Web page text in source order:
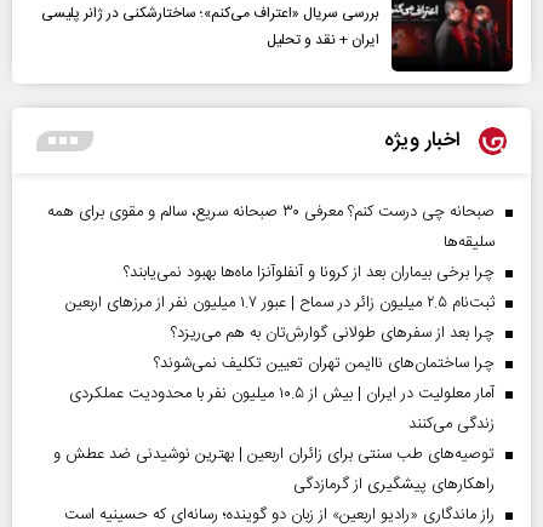
بررسی سریال «اعتراف می‌کنم»؛ ساختارشکنی در ژانر پلیسی
ایران + نقد و تحلیل
اخبار ویژه
صبحانه چی درست کنم؟ معرفی ۳۰ صبحانه سریع، سالم و مقوی برای همه
سلیقه‌ها
چرا برخی بیماران بعد از کرونا و آنفلوآنزا ماه‌ها بهبود نمی‌یابند؟
ثبت‌نام ۲.۵ میلیون زائر در سماح | عبور ۱.۷ میلیون نفر از مرز‌های اربعین
چرا بعد از سفرهای طولانی گوارش‌تان به هم می‌ریزد؟
چرا ساختمان‌های ناایمن تهران تعیین تکلیف نمی‌شوند؟
آمار معلولیت در ایران | بیش از ۱۰.۵ میلیون نفر با محدودیت عملکردی
زندگی می‌کنند
توصیه‌های طب سنتی برای زائران اربعین | بهترین نوشیدنی ضد عطش و
راهکارهای پیشگیری از گرمازدگی
راز ماندگاری «رادیو اربعین» از زبان دو گوینده؛ رسانه‌ای که حسینیه است